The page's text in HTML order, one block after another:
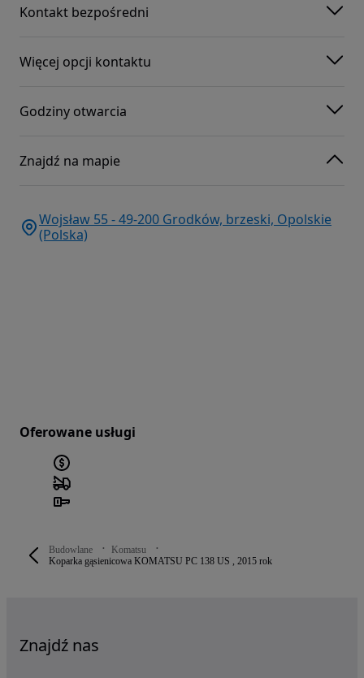
Budowlane
Komatsu
Koparka gąsienicowa KOMATSU PC 138 US , 2015 rok
Kontakt bezpośredni
Więcej opcji kontaktu
Godziny otwarcia
Znajdź na mapie
Wojsław 55 - 49-200 Grodków, brzeski, Opolskie
(Polska)
Oferowane usługi
Znajdź nas